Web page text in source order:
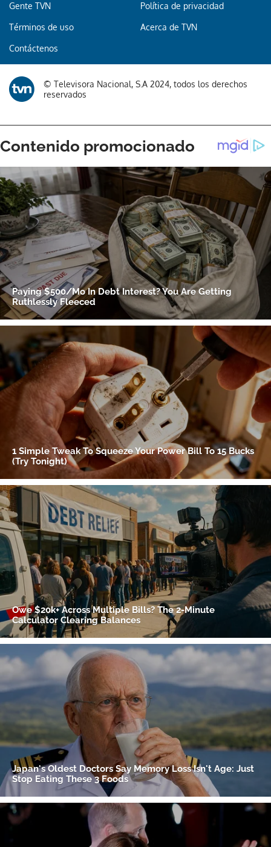
Gente TVN Política de privacidad
Términos de uso Acerca de TVN
Contáctenos
© Televisora Nacional, S.A 2024, todos los derechos
reservados